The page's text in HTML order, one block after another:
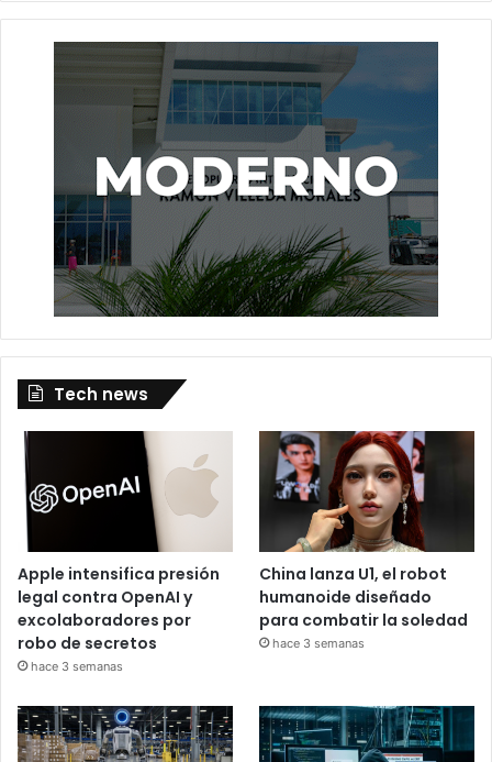
Tech news
Apple intensifica presión
legal contra OpenAI y
excolaboradores por
robo de secretos
hace 3 semanas
China lanza U1, el robot
humanoide diseñado
para combatir la soledad
hace 3 semanas